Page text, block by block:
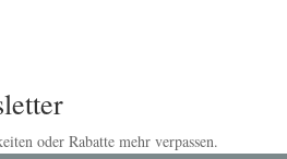
oder Rabatte mehr verpassen.